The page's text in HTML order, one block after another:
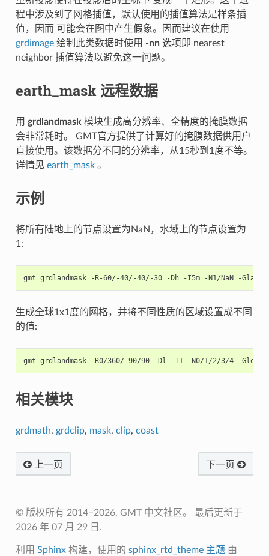
程中涉及到了网格插值，默认使用的插值算法是样条插
值，因而 可能会在图中产生假象。因而建议在使用
grdimage绘制此类数据时使用 -nn选项即 nearest
neighbor 插值算法以避免这一问题。
earth_mask 远程数据
用 grdlandmask模块生成高分辨率、全精度的掩膜数据
会非常耗时。 GMT官方提供了计算好的掩膜数据供用户
直接使用。该数据分不同的分辨率，从15秒到1度不等。
详情见 earth_mask。
示例
将所有陆地上的节点设置为NaN，水域上的节点设置为
1:
gmt grdlandmask -R-60/-40/-40/-30 -Dh -I5m -N1/NaN -
生成全球1x1度的网格，并将不同性质的区域设置成不同
的值:
gmt grdlandmask -R0/360/-90/90 -Dl -I1 -N0/1/2/3/4 -
相关模块
grdmath, grdclip, mask, clip, coast
上一页 下一页
© 版权所有 2014–2026, GMT 中文社区。 最后更新于
2026 年 07 月 29 日.
利用 Sphinx构建，使用的 sphinx_rtd_theme 主题 由